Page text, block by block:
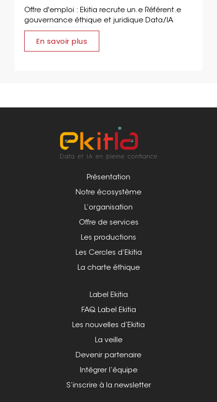
Offre d'emploi : Ekitia recrute un.e Référent.e
gouvernance éthique et juridique Data/IA
En savoir plus
Présentation
Notre écosystème
L’organisation
Offre de services
Les productions
Les Cercles d’Ekitia
La charte éthique
Label Ekitia
FAQ Label Ekitia
Les nouvelles d’Ekitia
La veille
Devenir partenaire
Intégrer l’équipe
S’inscrire à la newsletter